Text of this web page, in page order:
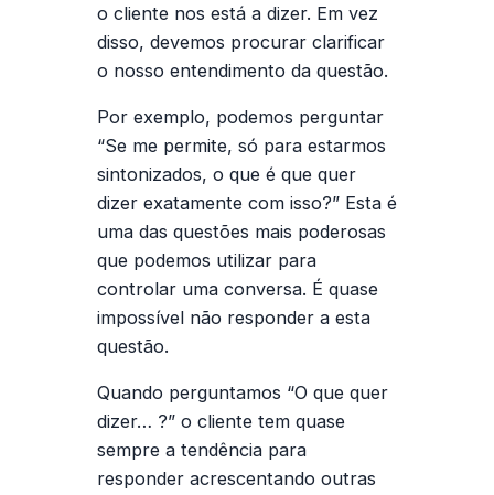
o cliente nos está a dizer. Em vez
disso, devemos procurar clarificar
o nosso entendimento da questão.
Por exemplo, podemos perguntar
“Se me permite, só para estarmos
sintonizados, o que é que quer
dizer exatamente com isso?” Esta é
uma das questões mais poderosas
que podemos utilizar para
controlar uma conversa. É quase
impossível não responder a esta
questão.
Quando perguntamos “O que quer
dizer… ?” o cliente tem quase
sempre a tendência para
responder acrescentando outras